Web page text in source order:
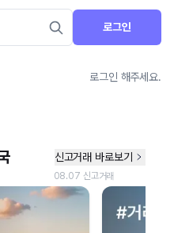
로그인
로그인 해주세요.